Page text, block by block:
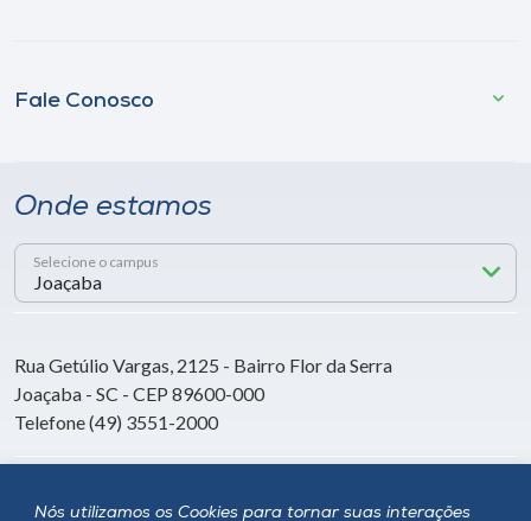
Nós utilizamos os Cookies para tornar suas interações
Fale Conosco
Onde estamos
Selecione o campus
Rua Getúlio Vargas, 2125 - Bairro Flor da Serra
Joaçaba - SC - CEP 89600-000
Telefone (49) 3551-2000
Siga a Unoesc